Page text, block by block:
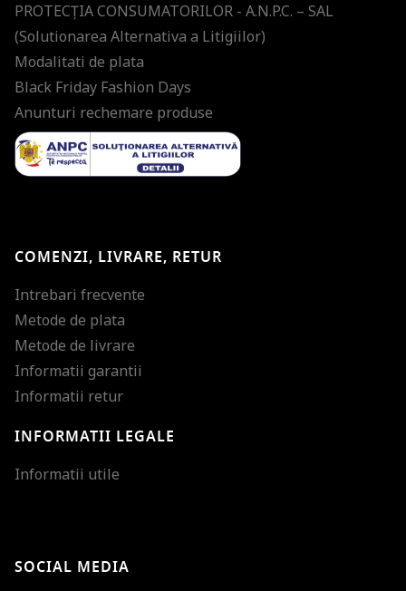
PROTECŢIA CONSUMATORILOR - A.N.P.C. – SAL
(Solutionarea Alternativa a Litigiilor)
Modalitati de plata
Black Friday Fashion Days
Anunturi rechemare produse
COMENZI, LIVRARE, RETUR
Intrebari frecvente
Metode de plata
Metode de livrare
Informatii garantii
Informatii retur
INFORMATII LEGALE
Informatii utile
SOCIAL MEDIA